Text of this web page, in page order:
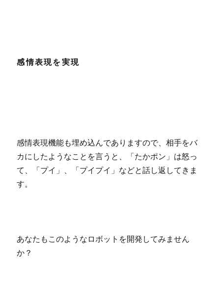
感情表現を実現
感情表現機能も埋め込んでありますので、相手をバ
カにしたようなことを言うと、「たかポン」は怒っ
て、「プイ」、「プイプイ」などと話し返してきま
す。
あなたもこのようなロボットを開発してみません
か？